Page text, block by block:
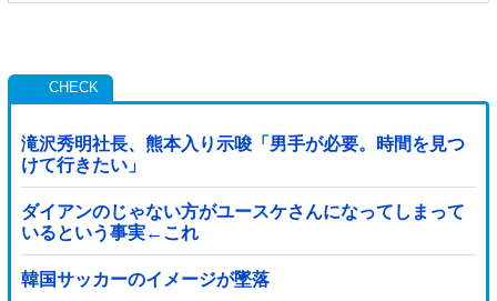
滝沢秀明社長、熊本入り示唆「男手が必要。時間を見つ
けて行きたい」
ダイアンのじゃない方がユースケさんになってしまって
いるという事実←これ
韓国サッカーのイメージが墜落